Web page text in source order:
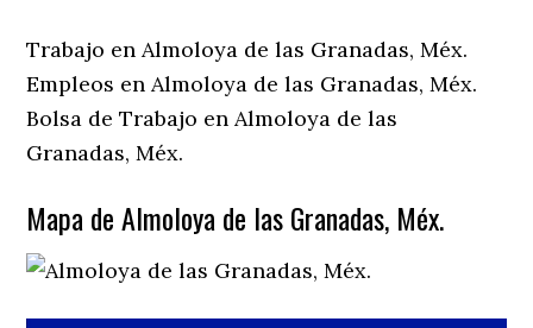
Trabajo en Almoloya de las Granadas, Méx.
Empleos en Almoloya de las Granadas, Méx.
Bolsa de Trabajo en Almoloya de las
Granadas, Méx.
Mapa de Almoloya de las Granadas, Méx.